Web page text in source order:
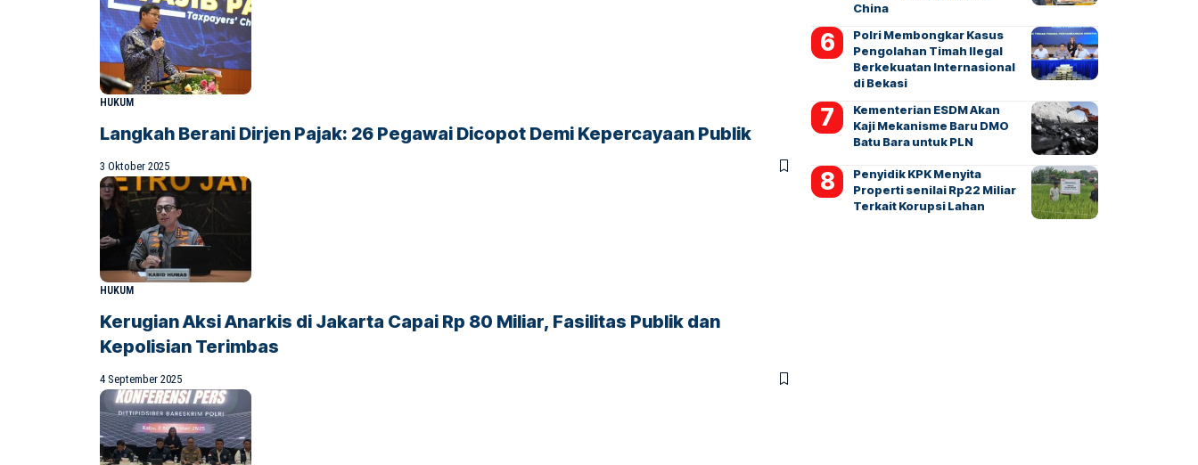
HUKUM
Langkah Berani Dirjen Pajak: 26 Pegawai Dicopot Demi Kepercayaan Publik
3 Oktober 2025
HUKUM
Kerugian Aksi Anarkis di Jakarta Capai Rp 80 Miliar, Fasilitas Publik dan
Kepolisian Terimbas
4 September 2025
China
Polri Membongkar Kasus
Pengolahan Timah Ilegal
Berkekuatan Internasional
di Bekasi
Kementerian ESDM Akan
Kaji Mekanisme Baru DMO
Batu Bara untuk PLN
Penyidik KPK Menyita
Properti senilai Rp22 Miliar
Terkait Korupsi Lahan